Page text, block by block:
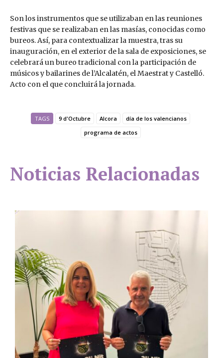
Son los instrumentos que se utilizaban en las reuniones
festivas que se realizaban en las masías, conocidas como
bureos. Así, para contextualizar la muestra, tras su
inauguración, en el exterior de la sala de exposiciones, se
celebrará un bureo tradicional con la participación de
músicos y bailarines de l’Alcalatén, el Maestrat y Castelló.
Acto con el que concluirá la jornada.
TAGS 9 d'Octubre Alcora
día de los valencianos
programa de actos
Noticias Relacionadas